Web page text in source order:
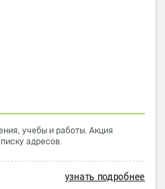
учебы и работы. Акция
адресов.
узнать подробнее